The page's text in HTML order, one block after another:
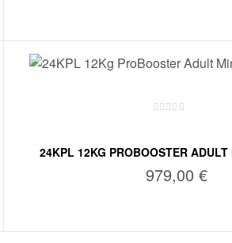
LISÄÄ OSTOSKORIIN
24KPL 12KG PROBOOSTER ADULT
979,00€